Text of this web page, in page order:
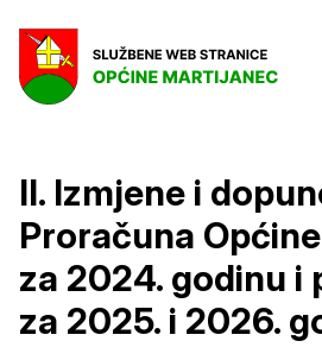
II. Izmjene i
Proračuna
za 2024. godinu i
za 2025. i 2026.